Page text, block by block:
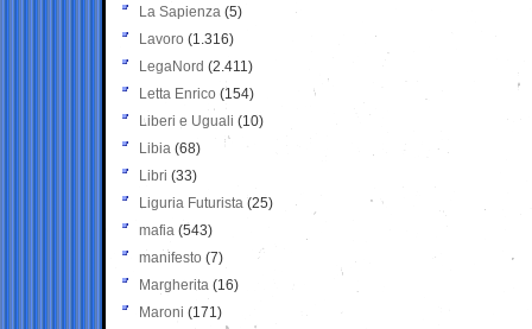
La Sapienza (5)
Lavoro (1.316)
LegaNord (2.411)
Letta Enrico (154)
Liberi e Uguali (10)
Libia (68)
Libri (33)
Liguria Futurista (25)
mafia (543)
manifesto (7)
Margherita (16)
Maroni (171)